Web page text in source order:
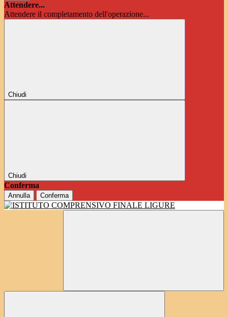
Attendere...
Attendere il completamento dell'operazione...
Chiudi
Chiudi
Conferma
Annulla Conferma